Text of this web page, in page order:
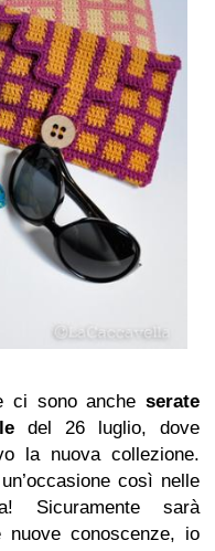
ci sono anche serate
del 26 luglio, dove
la nuova collezione.
così nelle
Sicuramente sarà
nuove conoscenze, io